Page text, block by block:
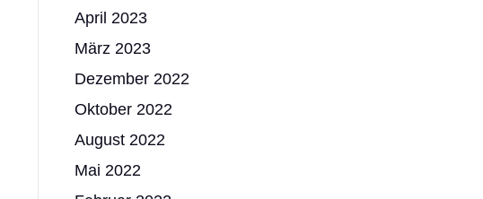
April 2023
März 2023
Dezember 2022
Oktober 2022
August 2022
Mai 2022